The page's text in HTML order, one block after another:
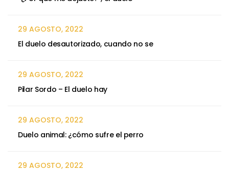
29 AGOSTO, 2022
El duelo desautorizado, cuando no se
29 AGOSTO, 2022
Pilar Sordo – El duelo hay
29 AGOSTO, 2022
Duelo animal: ¿cómo sufre el perro
29 AGOSTO, 2022